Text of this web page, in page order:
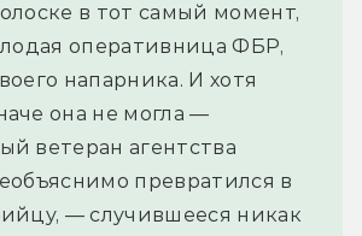
в тот самый момент,
оперативница ФБР,
напарника. И хотя
она не могла —
ветеран агентства
превратился в
— случившееся никак